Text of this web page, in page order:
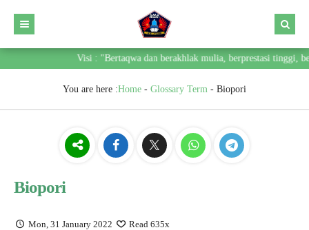
Visi : "Bertaqwa dan berakhlak mulia, berprestasi tinggi,
You are here :Home - Glossary Term - Biopori
Biopori
Mon, 31 January 2022 Read 635x